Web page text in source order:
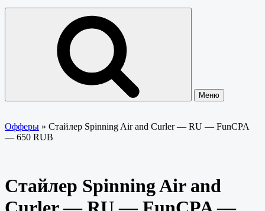
Меню
Офферы » Стайлер Spinning Air and Curler — RU — FunCPA
— 650 RUB
Стайлер Spinning Air and